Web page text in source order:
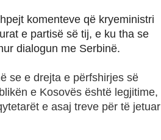
komenteve që kryeministri
e partisë së tij, e ku tha se
dialogun me Serbinë.
se e drejta e përfshirjes së
e Kosovës është legjitime,
e asaj treve për të jetuar